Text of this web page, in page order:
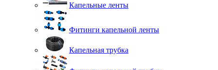
Капельные ленты
Фитинги капельной ленты
Капельная трубка